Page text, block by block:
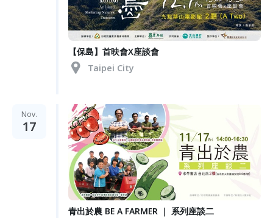
【保島】首映會X座談會
Taipei City
Nov.
17
青出於農 BE A FARMER ｜ 系列座談二